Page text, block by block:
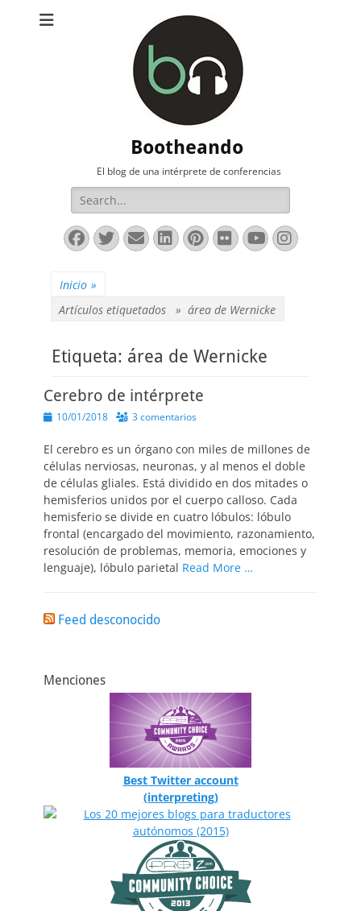
Bootheando
El blog de una intérprete de conferencias
Buscar:
Facebook
Twitter
Correo
electrónico
LinkedIn
Pinterest
FlickrYouTube
Inicio »
Artículos etiquetados » área de Wernicke
Etiqueta: área de Wernicke
Cerebro de intérprete
Publicado
10/01/2018 3 comentarios
El cerebro es un órgano con miles de millones de
células nerviosas, neuronas, y al menos el doble
de células gliales. Está dividido en dos mitades o
hemisferios unidos por el cuerpo calloso. Cada
hemisferio se divide en cuatro lóbulos: lóbulo
frontal (encargado del movimiento, razonamiento,
resolución de problemas, memoria, emociones y
lenguaje), lóbulo parietal Read More …
Feed desconocido
Menciones
Best Twitter account
(interpreting)